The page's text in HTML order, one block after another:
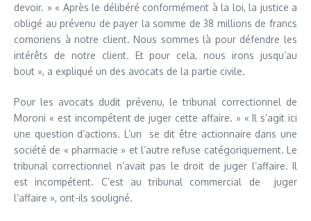
devoir. » « Après le délibéré conformément à la loi, la justice a
obligé au prévenu de payer la somme de 38 millions de francs
comoriens à notre client. Nous sommes là pour défendre les
intérêts de notre client. Et pour cela, nous irons jusqu’au
bout », a expliqué un des avocats de la partie civile.
Pour les avocats dudit prévenu, le tribunal correctionnel de
Moroni « est incompétent de juger cette affaire. » « Il s’agit ici
une question d’actions. L’un se dit être actionnaire dans une
société de « pharmacie » et l’autre refuse catégoriquement. Le
tribunal correctionnel n’avait pas le droit de juger l’affaire. Il
est incompétent. C’est au tribunal commercial de juger
l’affaire », ont-ils souligné.